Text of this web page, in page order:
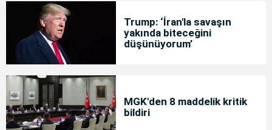
Trump: ‘İran'la savaşın
yakında biteceğini
düşünüyorum’
MGK'den 8 maddelik kritik
bildiri